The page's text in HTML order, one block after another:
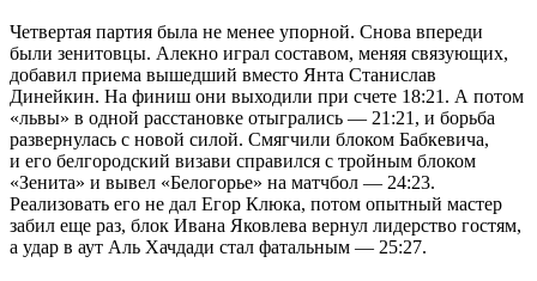
Четвертая партия была не менее упорной. Снова впереди
были зенитовцы. Алекно играл составом, меняя связующих,
добавил приема вышедший вместо Янта Станислав
Динейкин. На финиш они выходили при счете 18:21. А потом
«львы» в одной расстановке отыгрались — 21:21, и борьба
развернулась с новой силой. Смягчили блоком Бабкевича,
и его белгородский визави справился с тройным блоком
«Зенита» и вывел «Белогорье» на матчбол — 24:23.
Реализовать его не дал Егор Клюка, потом опытный мастер
забил еще раз, блок Ивана Яковлева вернул лидерство гостям,
а удар в аут Аль Хачдади стал фатальным — 25:27.